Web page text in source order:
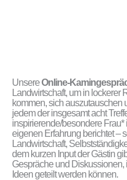
UnsereOnline-
Landwirtschaft, um in lockerer
kommen, sich auszutauschen
jedem der insgesamt acht
inspirierende/besondere Frau*
eigenen Erfahrung berichtet –
Landwirtschaft,
dem kurzen Input der Gästin
Gespräche und
Ideen geteilt werden können.